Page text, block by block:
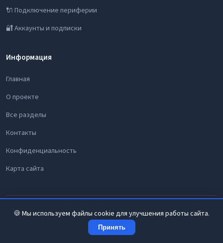
🔌 Подключение периферии
🔐 Аккаунты и подписки
Информация
Главная
О проекте
Все разделы
Контакты
Конфиденциальность
Карта сайта
© 2026 Цифровой Мастер. Все права защищены.
🍪 Мы используем файлы cookie для улучшения работы сайта.
Принять